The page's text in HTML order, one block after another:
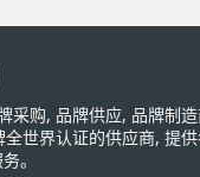
采购, 品牌供应, 品牌制
世界认证的供应商, 提
。